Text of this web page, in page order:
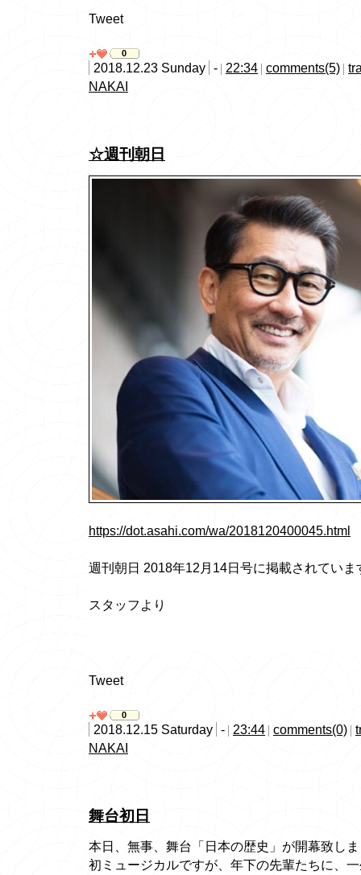
Tweet
0
2018.12.23 Sunday - 22:34 comments(5)
NAKAI
☆週刊朝日
https://dot.asahi.com/wa/2018120400045.html
週刊朝日 2018年12月14日号に掲載されていま
スタッフより
Tweet
0
2018.12.15 Saturday - 23:44 comments(0)
NAKAI
舞台初日
本日、無事、舞台「日本の歴史」が開幕致し
初ミュージカルですが、年下の先輩たちに、